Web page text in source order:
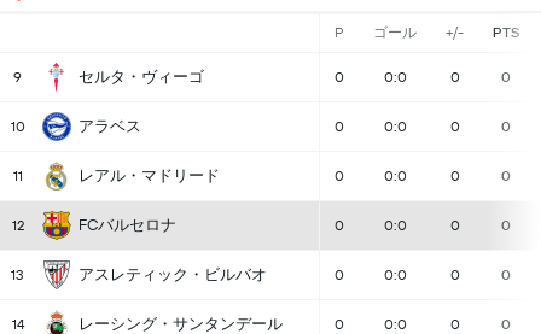
P ゴール +/- PTS
9 セルタ・ヴィーゴ 0 0:0 0 0
10 アラベス 0 0:0 0 0
11 レアル・マドリード 0 0:0 0 0
12 FCバルセロナ 0 0:0 0 0
13 アスレティック・ビルバオ 0 0:0 0 0
14 レーシング・サンタンデール 0 0:0 0 0